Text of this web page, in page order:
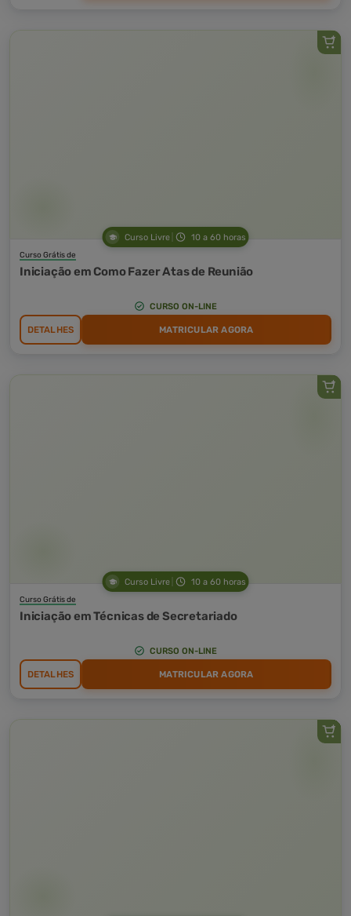
Curso Livre 10 a 60 horas
Curso Grátis de
Iniciação em Como Fazer Atas de Reunião
CURSO ON-LINE
DETALHES MATRICULAR AGORA
Curso Livre 10 a 60 horas
Curso Grátis de
Iniciação em Técnicas de Secretariado
CURSO ON-LINE
DETALHES MATRICULAR AGORA